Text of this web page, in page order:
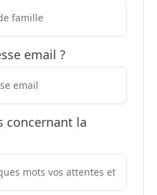
email ?
concernant la